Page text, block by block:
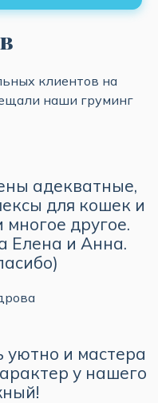
клиентов на
наши груминг
адекватные,
для кошек и
многое другое.
Елена и Анна.
уютно и мастера
у нашего